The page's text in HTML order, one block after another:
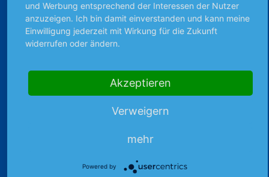
Archiv
Börsenbericht
Börsengerüchte
Börsennews
und Werbung entsprechend der Interessen der Nutzer
anzuzeigen. Ich bin damit einverstanden und kann meine
Einwilligung jederzeit mit Wirkung für die Zukunft
widerrufen oder ändern.
Akzeptieren
Verweigern
mehr
Powered by